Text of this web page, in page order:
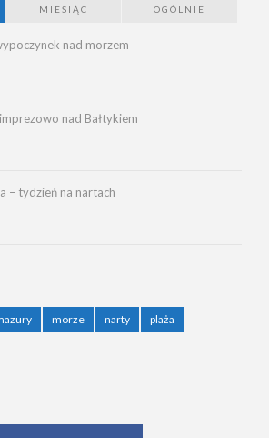
MIESIĄC OGÓLNIE
nad morzem
nad Bałtykiem
– tydzień na nartach
morze narty
plaża